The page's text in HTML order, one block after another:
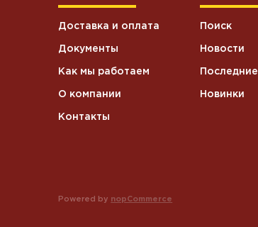
Доставка и оплата
Документы
Как мы работаем
О компании
Контакты
Поиск
Новости
Последние
Новинки
Powered by nopCommerce